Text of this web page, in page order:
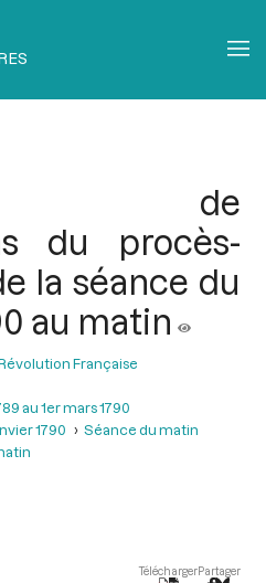
de
du procès-
la séance du
au matin
Française
au 1er mars 1790
1790
Séance du matin
TéléchargerPartager